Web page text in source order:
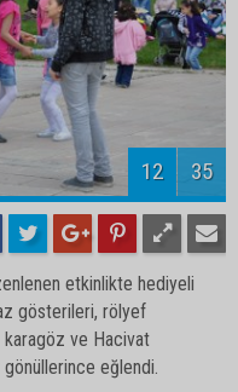
14 35
etkinlikte hediyeli
gösterileri, rölyef
ve Hacivat
eğlendi.